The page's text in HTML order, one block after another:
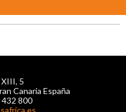
5
Canaria España
432 800